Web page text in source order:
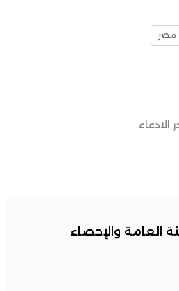
مصر
الادعاء
العامة والإحصاء